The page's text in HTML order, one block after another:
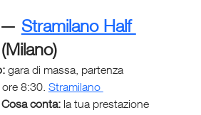
— Stramilano Half
gara di massa, partenza
8:30. Stramilano
Cosa conta: la tua prestazione